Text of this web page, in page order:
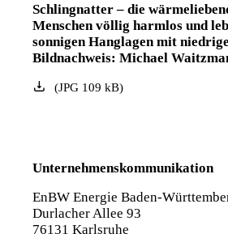
Schlingnatter – die
Menschen völlig harmlos und
sonnigen Hanglagen mit
Bildnachweis: Michael
(JPG109 kB)
Unternehmenskommunikation
EnBW Energie Baden-
Durlacher Allee 93
76131 Karlsruhe